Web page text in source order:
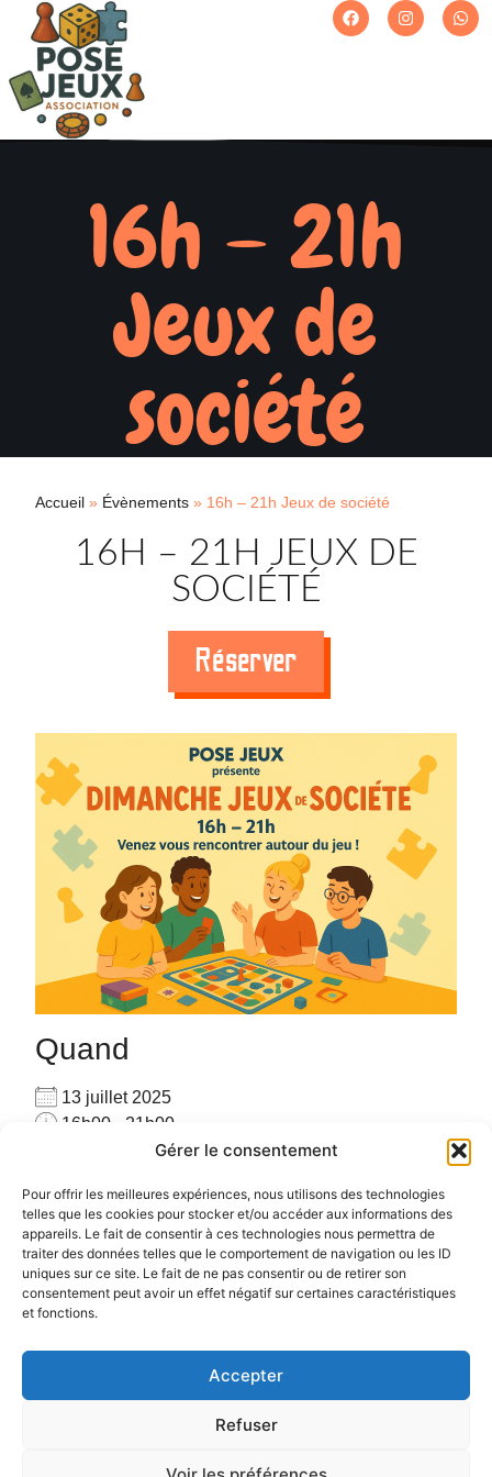
Gérer le consentement
Pour offrir les meilleures expériences, nous utilisons des technologies
telles que les cookies pour stocker et/ou accéder aux informations des
appareils. Le fait de consentir à ces technologies nous permettra de
traiter des données telles que le comportement de navigation ou les ID
uniques sur ce site. Le fait de ne pas consentir ou de retirer son
consentement peut avoir un effet négatif sur certaines caractéristiques
et fonctions.
Accepter
Refuser
16h – 21h
Jeux de
société
Accueil » Évènements » 16h – 21h Jeux de société
16H – 21H JEUX DE
SOCIÉTÉ
Réserver
Quand
13 juillet 2025
16h00 - 21h00
Ajouter au Calendrier
Télécharger ICS
Calendrier Google
les autres joueurs sur place avec plus de 160 jeux
#PARTAGE #CONVIVIALITE #RENCONTRE #JEUX